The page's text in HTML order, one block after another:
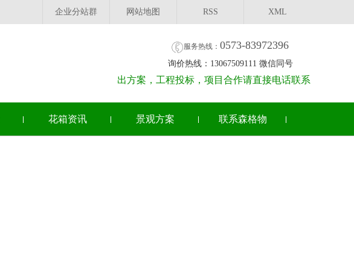
企业分站群 网站地图 RSS XML
服务热线： 0573-83972396
询价热线：13067509111 微信同号
出方案，工程投标，项目合作请直接电话联系
花箱资讯 景观方案 联系森格物